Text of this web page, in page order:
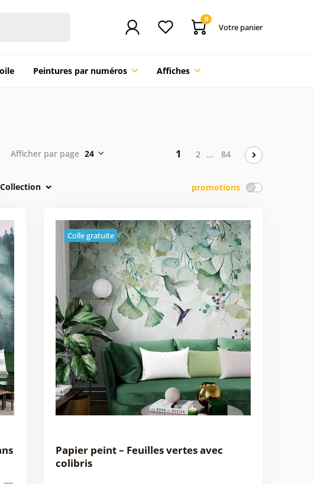
0
Votre panier
Peintures par numéros Affiches
Afficher par page 24 1 2 … 84
promotions
Collection
Colle gratuite
Papier peint – Feuilles vertes avec
colibris